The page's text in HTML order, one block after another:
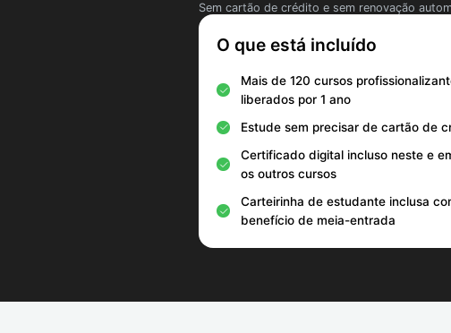
Sem cartão de crédito e sem renovação
O que está incluído
Mais de 120 cursos
liberados por 1 ano
Estude sem precisar de cartão de
Certificado digital incluso neste e
os outros cursos
Carteirinha de estudante inclusa
benefício de meia-entrada